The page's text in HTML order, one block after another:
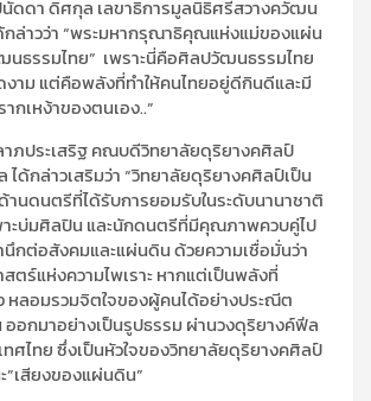
ดดา ดิศกุล เลขาธิการมูลนิธิศรีสวางควัฒน
กล่าวว่า “พระมหากรุณาธิคุณแห่งแม่ของแผ่น
ธรรมไทย” เพราะนี่คือศิลปวัฒนธรรมไทย
าม แต่คือพลังที่ทำให้คนไทยอยู่ดีกินดีและมี
กเหง้าของตนเอง..”
ภประเสริฐ คณบดีวิทยาลัยดุริยางคศิลป์
ด้กล่าวเสริมว่า “วิทยาลัยดุริยางคศิลป์เป็น
นดนตรีที่ได้รับการยอมรับในระดับนานาชาติ
าะบ่มศิลปิน และนักดนตรีที่มีคุณภาพควบคู่ไป
กต่อสังคมและแผ่นดิน ด้วยความเชื่อมั่นว่า
ตร์แห่งความไพเราะ หากแต่เป็นพลังที่
หลอมรวมจิตใจของผู้คนได้อย่างประณีต
ออกมาอย่างเป็นรูปธรรม ผ่านวงดุริยางค์ฟีล
ทศไทย ซึ่งเป็นหัวใจของวิทยาลัยดุริยางคศิลป์
”เสียงของแผ่นดิน”